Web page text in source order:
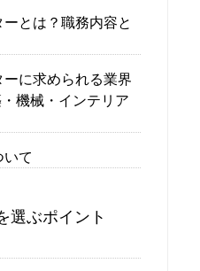
とは？職務内容と
に求められる業界
機械・インテリア
て
選ぶポイント